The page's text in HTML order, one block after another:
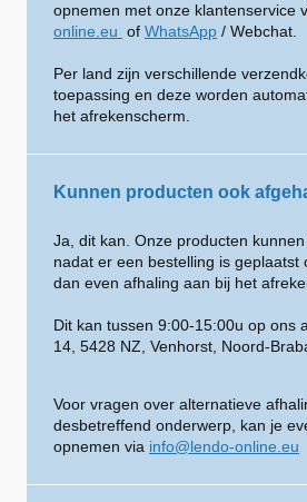
opnemen met onze klantenservice
online.eu of WhatsApp / Webchat.
Per land zijn verschillende
toepassing en deze worden
het afrekenscherm.
Kunnen producten ook
Ja, dit kan. Onze producten
nadat er een bestelling is geplaatst
dan even afhaling aan bij het
Dit kan tussen 9:00-15:00u op ons
14, 5428 NZ, Venhorst, Noord-
Voor vragen over alternatieve
desbetreffend onderwerp, kan je
opnemen via info@lendo-online.eu